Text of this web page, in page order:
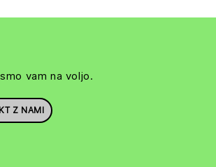
vam na voljo.
Z NAMI